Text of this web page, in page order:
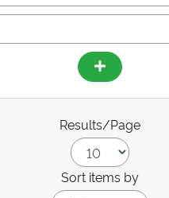
Results/Page
Sort items by